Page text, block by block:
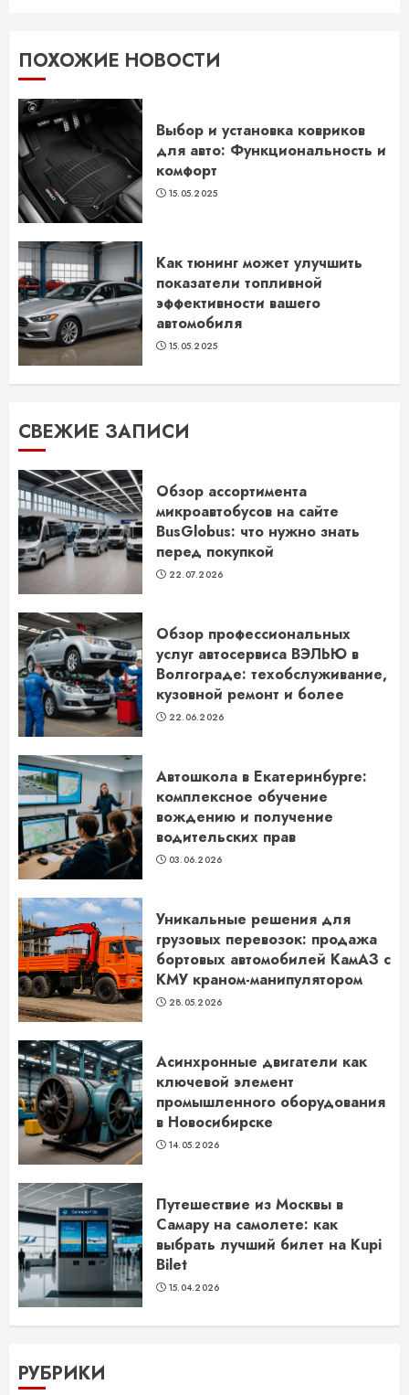
ПОХОЖИЕ НОВОСТИ
Выбор и установка ковриков
для авто: Функциональность и
комфорт
15.05.2025
Как тюнинг может улучшить
показатели топливной
эффективности вашего
автомобиля
15.05.2025
СВЕЖИЕ ЗАПИСИ
Обзор ассортимента
микроавтобусов на сайте
BusGlobus: что нужно знать
перед покупкой
22.07.2026
Обзор профессиональных
услуг автосервиса ВЭЛЬЮ в
Волгограде: техобслуживание,
кузовной ремонт и более
22.06.2026
Автошкола в Екатеринбурге:
комплексное обучение
вождению и получение
водительских прав
03.06.2026
Уникальные решения для
грузовых перевозок: продажа
бортовых автомобилей КамАЗ с
КМУ краном-манипулятором
28.05.2026
Асинхронные двигатели как
ключевой элемент
промышленного оборудования
в Новосибирске
14.05.2026
Путешествие из Москвы в
Самару на самолете: как
выбрать лучший билет на Kupi
Bilet
15.04.2026
РУБРИКИ